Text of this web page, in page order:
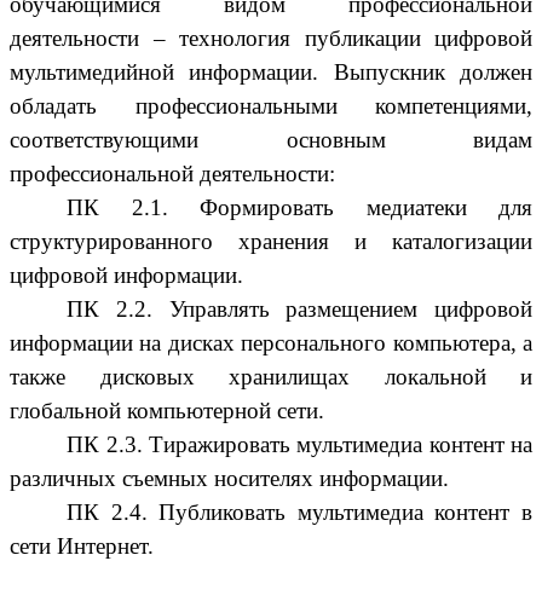
деятельности – технология публикации цифровой
мультимедийной информации. Выпускник должен
обладать профессиональными компетенциями,
соответствующими основным видам
профессиональной деятельности:
ПК 2.1. Формировать медиатеки для
структурированного хранения и каталогизации
цифровой информации.
ПК 2.2. Управлять размещением цифровой
информации на дисках персонального компьютера, а
также дисковых хранилищах локальной и
глобальной компьютерной сети.
ПК 2.3. Тиражировать мультимедиа контент на
различных съемных носителях информации.
ПК 2.4. Публиковать мультимедиа контент в
сети Интернет.